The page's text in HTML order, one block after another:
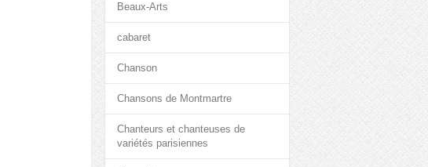
Beaux-Arts
cabaret
Chanson
Chansons de Montmartre
Chanteurs et chanteuses de
variétés parisiennes